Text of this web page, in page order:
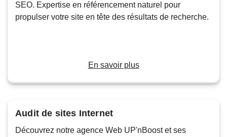
SEO. Expertise en référencement naturel pour
propulser votre site en tête des résultats de recherche.
En savoir plus
Audit de sites Internet
Découvrez notre agence Web UP'nBoost et ses